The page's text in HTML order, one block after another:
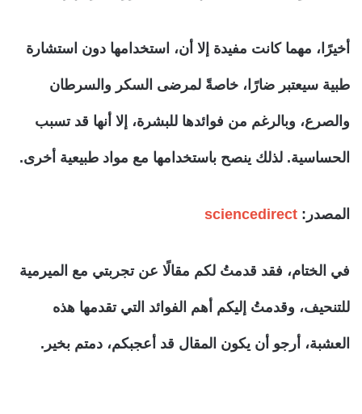
أخيرًا، مهما كانت مفيدة إلا أن، استخدامها دون استشارة
طبية سيعتبر ضارًا، خاصةً لمرضى السكر والسرطان
والصرع، وبالرغم من فوائدها للبشرة، إلا أنها قد تسبب
الحساسية. لذلك ينصح باستخدامها مع مواد طبيعية أخرى.
المصدر :
sciencedirect
في الختام، فقد قدمتُ لكم مقالًا عن تجربتي مع الميرمية
للتنحيف، وقدمتُ إليكم أهم الفوائد التي تقدمها هذه
العشبة، أرجو أن يكون المقال قد أعجبكم، دمتم بخير.